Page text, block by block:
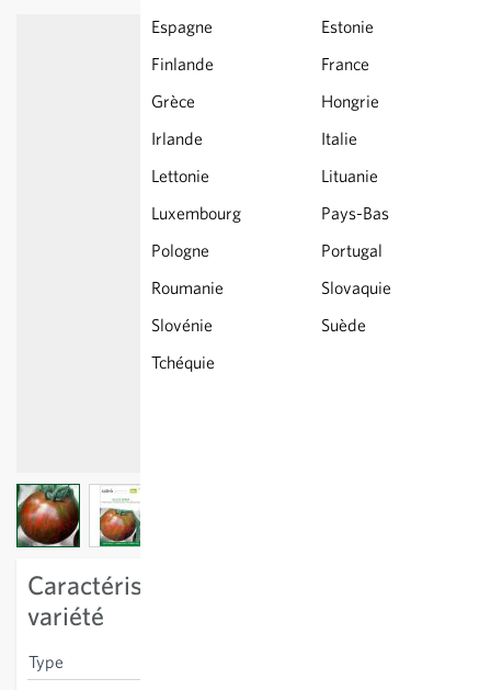
Espagne
Estonie
Finlande
France
Grèce
Hongrie
Irlande
Italie
Lettonie
Lituanie
Luxembourg
Pays-Bas
Pologne
Portugal
Roumanie
Slovaquie
Slovénie
Suède
Tchéquie
View larger imageView larger image
Caractéristiques spécifiques à la
variété
Type